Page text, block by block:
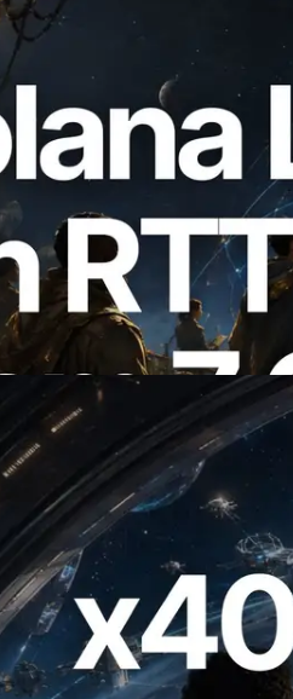
Leader Slot API：新
测量，Validators
上线